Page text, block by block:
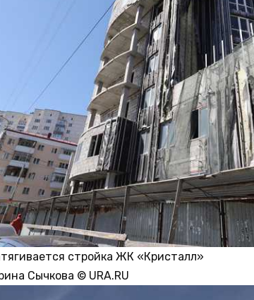
стройка ЖК «Кристалл»
Сычкова © URA.RU